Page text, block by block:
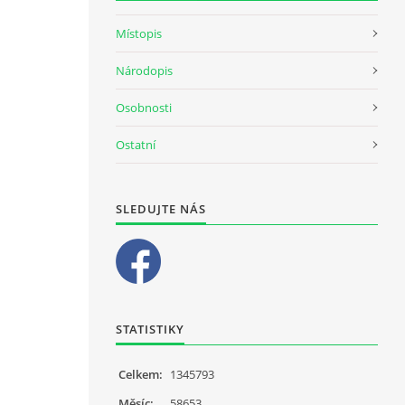
Místopis
Národopis
Osobnosti
Ostatní
SLEDUJTE NÁS
STATISTIKY
Celkem: 1345793